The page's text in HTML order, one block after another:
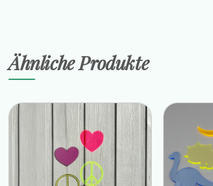
Ähnliche Produkte